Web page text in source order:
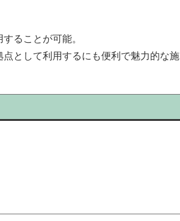
ることが可能。
として利用するにも便利で魅力的な施